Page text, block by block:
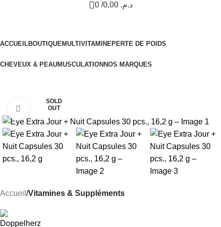
0 / د.م. 0,00
ACCUEILBOUTIQUEMULTIVITAMINEPERTE DE POIDS
CHEVEUX & PEAUMUSCULATION NOS MARQUES
SOLD
OUT
Click to enlarge
Accueil Vitamines & Suppléments